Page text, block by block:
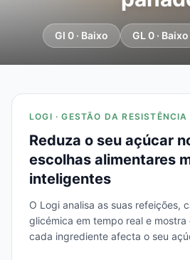
GI 0 · Baixo GL 0 · Baixo
LOGI · GESTÃO DA
Reduza o seu açúcar
escolhas alimentares
inteligentes
O Logi analisa as suas refeições,
glicémica em tempo real e
cada ingrediente afecta o seu